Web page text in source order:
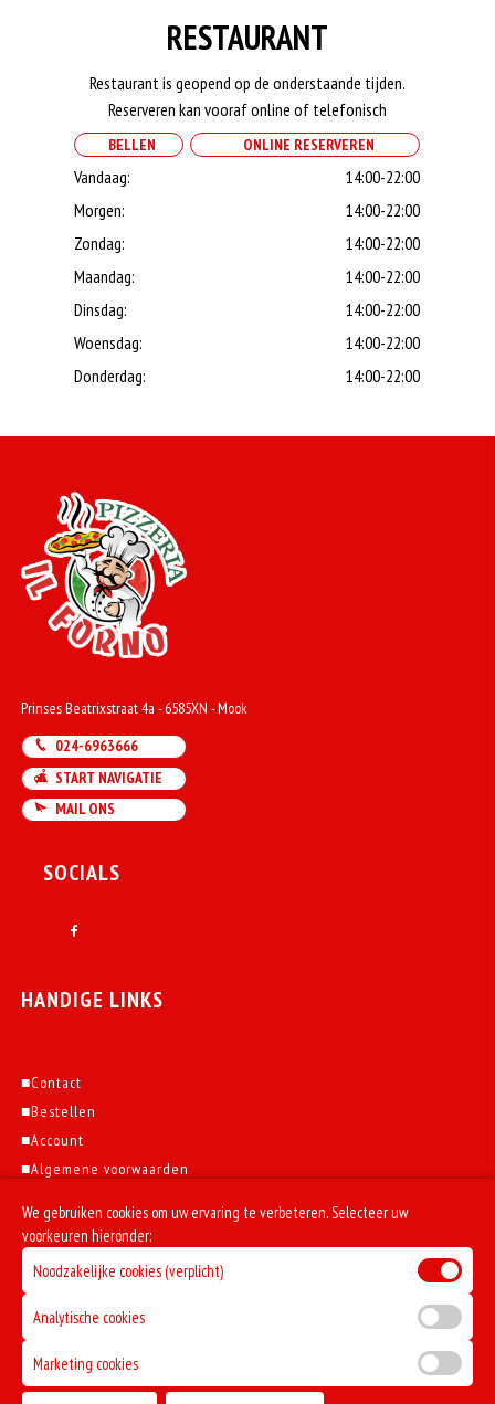
RESTAURANT
Restaurant is geopend op de onderstaande tijden.
Reserveren kan vooraf online of telefonisch
BELLEN ONLINE RESERVEREN
Vandaag:
14:00-22:00
Morgen:
14:00-22:00
Zondag:
14:00-22:00
Maandag:
14:00-22:00
Dinsdag:
14:00-22:00
Woensdag:
14:00-22:00
Donderdag:
14:00-22:00
We gebruiken cookies om uw ervaring te verbeteren. Selecteer uw
voorkeuren hieronder:
Noodzakelijke cookies (verplicht)
Analytische cookies
Marketing cookies
Prinses Beatrixstraat 4a - 6585XN - Mook
024-6963666
START NAVIGATIE
MAIL ONS
SOCIALS
HANDIGE LINKS
■Contact
■Bestellen
■Account
■Algemene voorwaarden
Klachten
© 2026 - Eethuis Il Forno all Rights Reserved. Powered by
DoBizzz
The Easy Way